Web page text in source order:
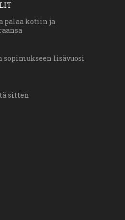
palaa kotiin ja
sopimukseen lisävuosi
sitten